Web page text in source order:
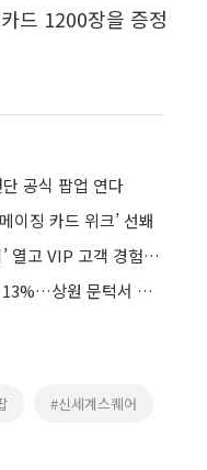
드 1200장을 증정
공식 팝업 연다
이징 카드 위크’ 선봬
신세계백화점,‘프리미엄 템플스테이’ 열고 VIP 고객 경험 강화
美 클래리티 법안 연내 통과 가능성 13%…상원 문턱서 제동
#신세계스퀘어